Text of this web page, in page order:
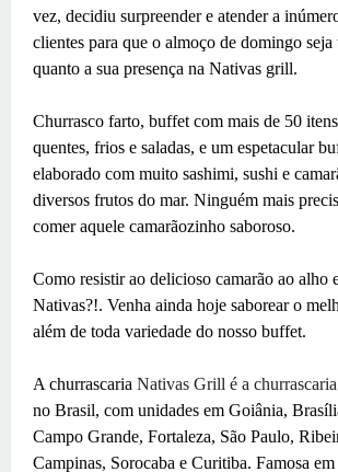
vez, decidiu surpreender e atender a
clientes para que o almoço de domingo seja
quanto a sua presença na Nativas grill.
Churrasco farto, buffet com mais de 50
quentes, frios e saladas, e um espetacular
elaborado com muito sashimi, sushi e
diversos frutos do mar. Ninguém mais
comer aquele camarãozinho saboroso.
Como resistir ao delicioso camarão ao alho
Nativas?!. Venha ainda hoje saborear o
além de toda variedade do nosso buffet.
A churrascaria Nativas Grill é a churrascaria
no Brasil, com unidades em Goiânia,
Campo Grande, Fortaleza, São Paulo,
Campinas, Sorocaba e Curitiba. Famosa